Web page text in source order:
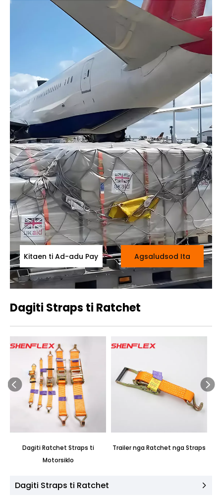
Kitaen ti Ad-adu Pay Agsaludsod Ita
Dagiti Straps ti Ratchet
Dagiti Straps ti Ratchet
Dagiti Ratchet Straps ti
Motorsiklo
Trailer nga Ratchet nga Straps